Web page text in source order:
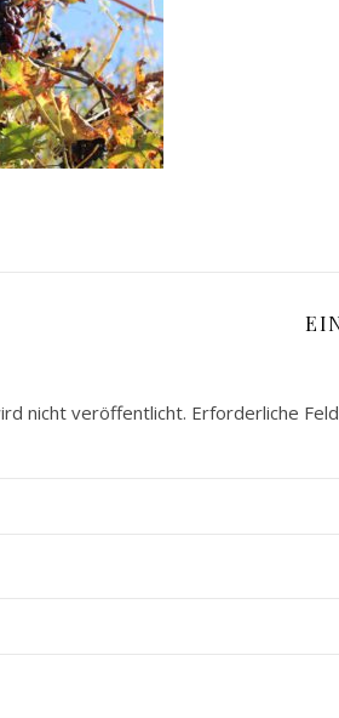
nicht veröffentlicht. Erforderliche